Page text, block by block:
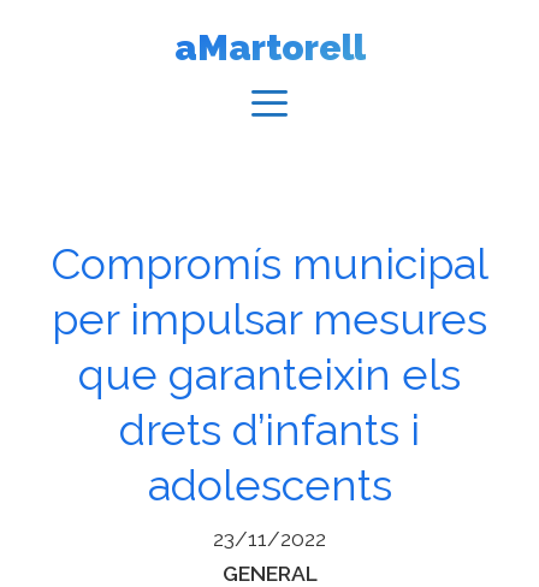
aMartorell
Compromís municipal
per impulsar mesures
que garanteixin els
drets d’infants i
adolescents
23/11/2022
Categories
GENERAL